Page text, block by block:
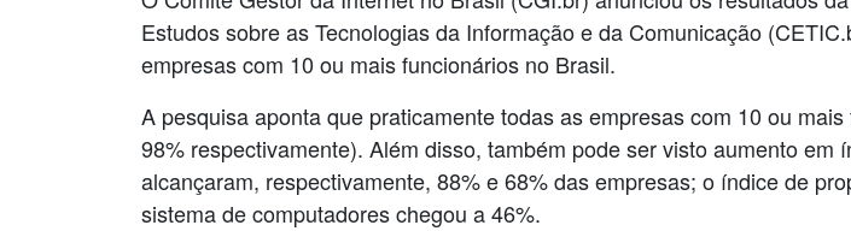
Estudos sobre as Tecnologias da Informação e da Comunicação
empresas com 10 ou mais funcionários no Brasil.
A pesquisa aponta que praticamente todas as empresas com 10 ou
98% respectivamente). Além disso, também pode ser visto aumento
alcançaram, respectivamente, 88% e 68% das empresas; o índice de
sistema de computadores chegou a 46%.